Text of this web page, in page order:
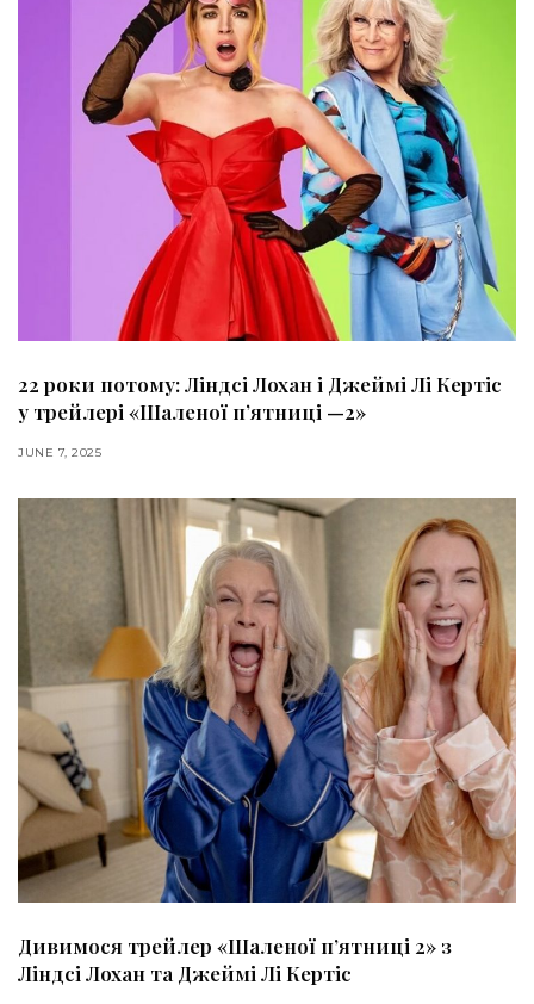
22 роки потому: Ліндсі Лохан і Джеймі Лі Кертіс
у трейлері «Шаленої пʼятниці —2»
JUNE 7, 2025
Дивимося трейлер «Шаленої п’ятниці 2» з
Ліндсі Лохан та Джеймі Лі Кертіс